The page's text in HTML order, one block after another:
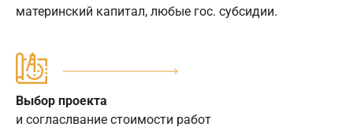
материнский капитал, любые гос. субсидии.
Выбор проекта
и согласлвание стоимости работ